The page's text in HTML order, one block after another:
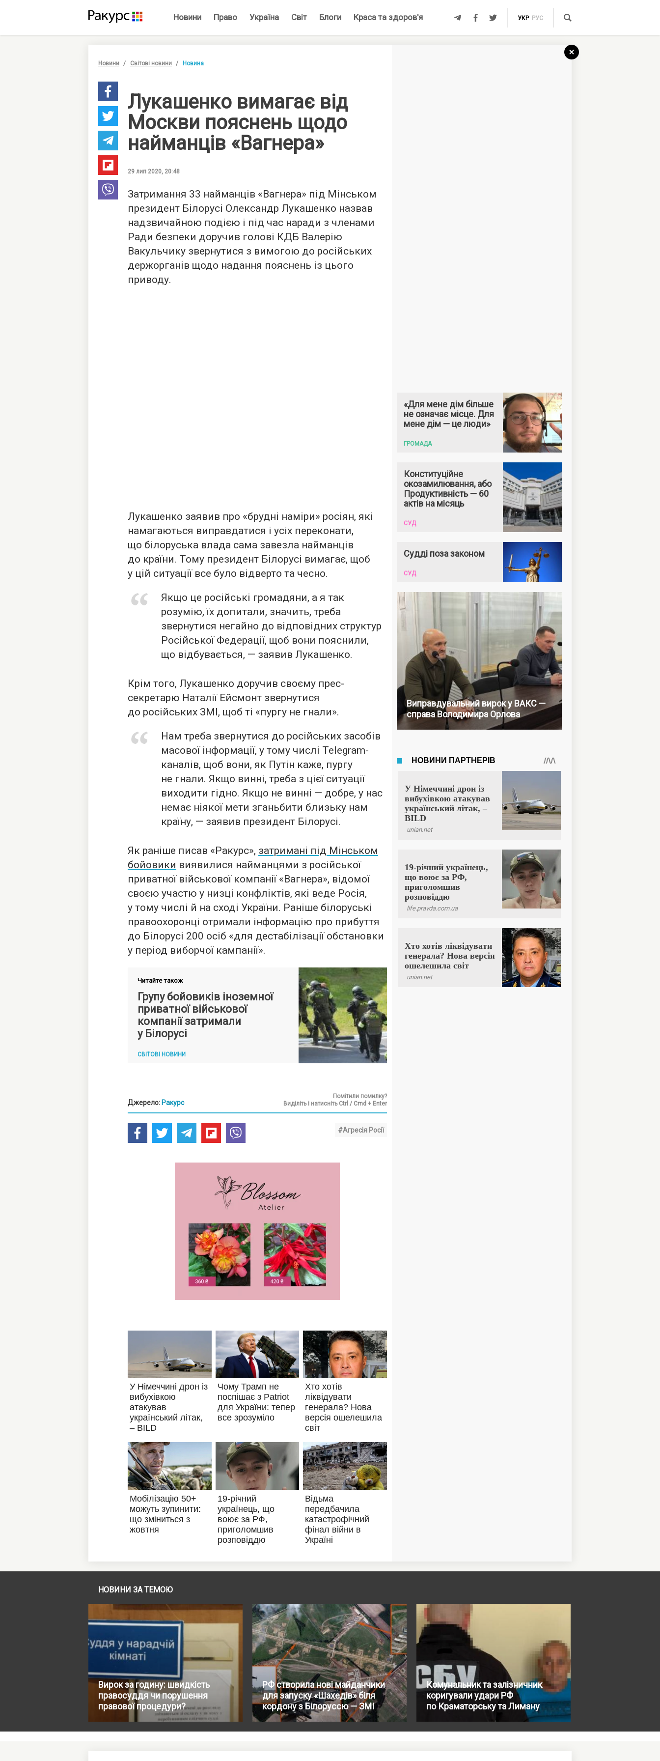
Новини Право Україна Світ Блоги Краса та здоров'я УКР РУС
Новини Світові новини Новина
Лукашенко вимагає від
Москви пояснень щодо
найманців «Вагнера»
29 лип 2020, 20:48
Затримання 33 найманців «Вагнера» під Мінськом
президент Білорусі Олександр Лукашенко назвав
надзвичайною подією і під час наради з членами
Ради безпеки доручив голові КДБ Валерію
Вакульчику звернутися з вимогою до російських
держорганів щодо надання пояснень із цього
приводу.
Лукашенко заявив про «брудні наміри» росіян, які
намагаються виправдатися і усіх переконати,
що білоруська влада сама завезла найманців
до країни. Тому президент Білорусі вимагає, щоб
у цій ситуації все було відверто та чесно.
Якщо це російські громадяни, а я так
розумію, їх допитали, значить, треба
звернутися негайно до відповідних структур
Російської Федерації, щоб вони пояснили,
що відбувається, — заявив Лукашенко.
Крім того, Лукашенко доручив своєму прес-
секретарю Наталії Ейсмонт звернутися
до російських ЗМІ, щоб ті «пургу не гнали».
Нам треба звернутися до російських засобів
масової інформації, у тому числі Telegram-
каналів, щоб вони, як Путін каже, пургу
не гнали. Якщо винні, треба з цієї ситуації
виходити гідно. Якщо не винні — добре, у нас
немає ніякої мети зганьбити близьку нам
країну, — заявив президент Білорусі.
Як раніше писав «Ракурс», затримані під Мінськом
бойовики виявилися найманцями з російської
приватної військової компанії «Вагнера», відомої
своєю участю у низці конфліктів, які веде Росія,
у тому числі й на сході України. Раніше білоруські
правоохоронці отримали інформацію про прибуття
до Білорусі 200 осіб «для дестабілізації обстановки
у період виборчої кампанії».
Читайте також
Групу бойовиків іноземної
приватної військової
компанії затримали
у Білорусі
СВІТОВІ НОВИНИ
Джерело: Ракурс
Помітили помилку?
Виділіть і натисніть Ctrl / Cmd + Enter
#Агресія Росії
«Для мене дім більше
не означає місце. Для
мене дім — це люди»
ГРОМАДА
Конституційне
окозамилювання, або
Продуктивність — 60
актів на місяць
СУД
Судді поза законом
СУД
Виправдувальний вирок у ВАКС —
справа Володимира Орлова
НОВИНИ ЗА ТЕМОЮ
Вирок за годину: швидкість
правосуддя чи порушення
правової процедури?
РФ створила нові майданчики
для запуску «Шахедів» біля
кордону з Білоруссю — ЗМІ
Комунальник та залізничник
коригували удари РФ
по Краматорську та Лиману